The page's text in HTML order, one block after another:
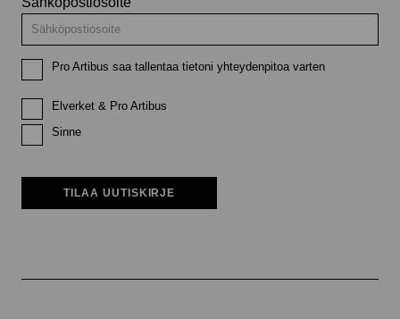
Pro Artibus saa tallentaa tietoni yhteydenpitoa varten
Elverket & Pro Artibus
Sinne
TILAA UUTISKIRJE